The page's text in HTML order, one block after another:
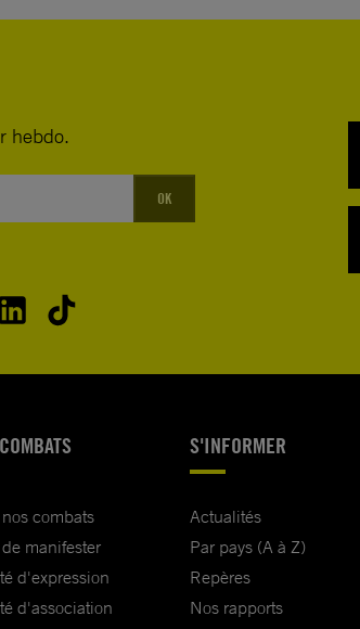
hebdo.
OK
combats
manifester
d'expression
d'association
S'INFORMER
Actualités
Par pays (A à Z)
Repères
Nos rapports